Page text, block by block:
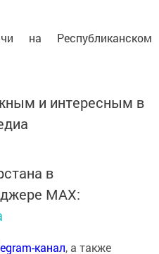
на Республиканском
и интересным в
в
MАХ:
канал, а также